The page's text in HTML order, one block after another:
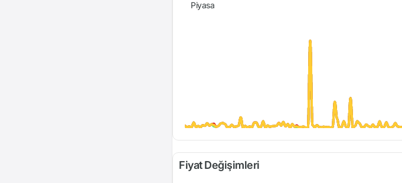
Piyasa
Fiyat Değişimleri